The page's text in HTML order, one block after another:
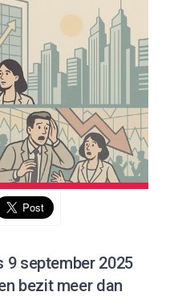
9 september 2025
bezit meer dan